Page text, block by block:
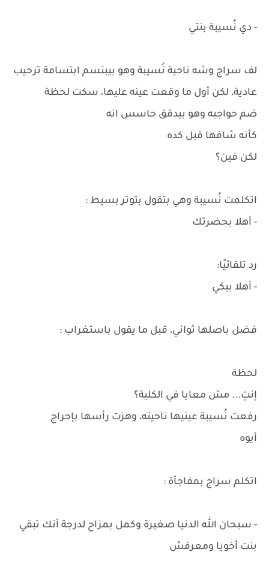
- دي نُسيبة بنتي
لف سراج وشه ناحية نُسيبة وهو بيبتسم ابتسامة ترحيب
عادية، لكن أول ما وقعت عينه عليها، سكت لحظة
ضم حواجبه وهو بيدقق حاسس انه
كأنه شافها قبل كده
لكن فين؟
اتكلمت نُسيبة وهي بتقول بتوتر بسيط :
- أهلا بحضرتك
رد تلقائيًا:
- أهلا بيكي
فضل باصلها ثواني، قبل ما يقول باستغراب :
لحظة
إنتِ... مش معايا في الكلية؟
رفعت نُسيبة عينيها ناحيته، وهزت رأسها بإحراج
أيوه
اتكلم سراج بمفاجأة :
- سبحان الله الدنيا صغيرة وكمل بمزاح لدرجة أنك تبقي
بنت أخويا ومعرفش